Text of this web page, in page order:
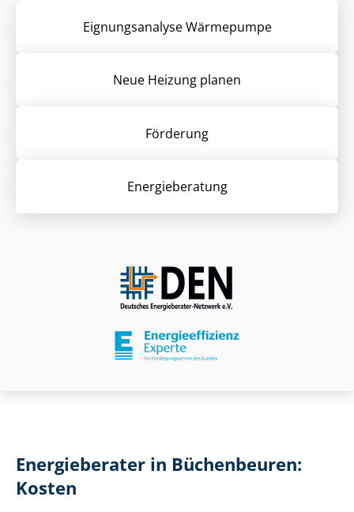
Eignungsanalyse Wärmepumpe
Neue Heizung planen
Förderung
Energieberatung
Energieberater in Büchenbeuren:
Kosten